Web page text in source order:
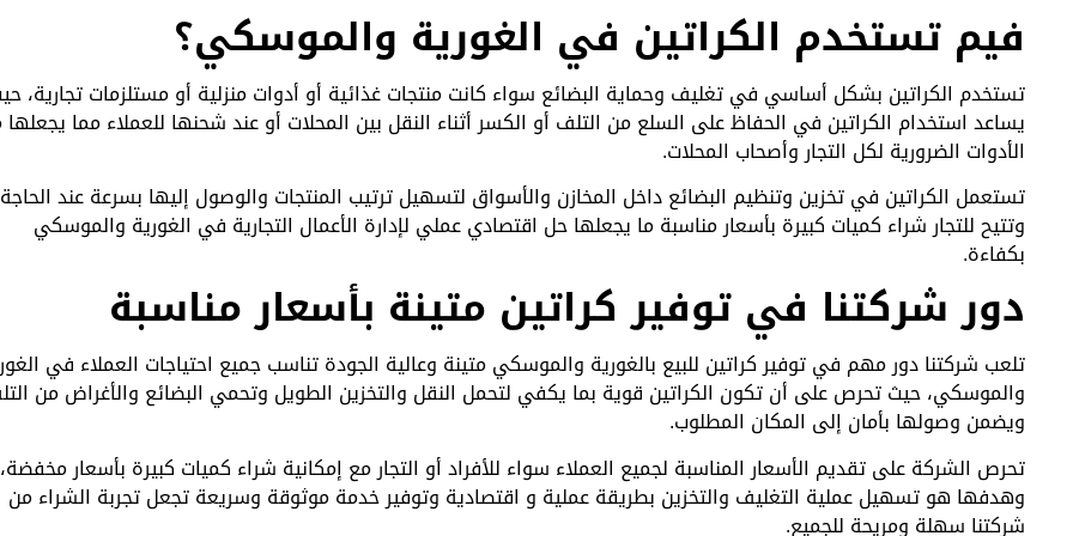
فيم تستخدم الكراتين في الغورية والموسكي؟
تستخدم الكراتين بشكل أساسي في تغليف وحماية البضائع سواء كانت منتجات غذائية أو أدوات منزلية أو مستلزمات تجارية،
يساعد استخدام الكراتين في الحفاظ على السلع من التلف أو الكسر أثناء النقل بين المحلات أو عند شحنها للعملاء مما
الأدوات الضرورية لكل التجار وأصحاب المحلات.
تستعمل الكراتين في تخزين وتنظيم البضائع داخل المخازن والأسواق لتسهيل ترتيب المنتجات والوصول إليها بسرعة عند
وتتيح للتجار شراء كميات كبيرة بأسعار مناسبة ما يجعلها حل اقتصادي عملي لإدارة الأعمال التجارية في الغورية والموسكي
بكفاءة.
دور شركتنا في توفير كراتين متينة بأسعار مناسبة
تلعب شركتنا دور مهم في توفير كراتين للبيع بالغورية والموسكي متينة وعالية الجودة تناسب جميع احتياجات العملاء في
والموسكي، حيث تحرص على أن تكون الكراتين قوية بما يكفي لتحمل النقل والتخزين الطويل وتحمي البضائع والأغراض من
ويضمن وصولها بأمان إلى المكان المطلوب.
تحرص الشركة على تقديم الأسعار المناسبة لجميع العملاء سواء للأفراد أو التجار مع إمكانية شراء كميات كبيرة بأسعار مخفضة،
وهدفها هو تسهيل عملية التغليف والتخزين بطريقة عملية و اقتصادية وتوفير خدمة موثوقة وسريعة تجعل تجربة الشراء من
شركتنا سهلة ومريحة للجميع.